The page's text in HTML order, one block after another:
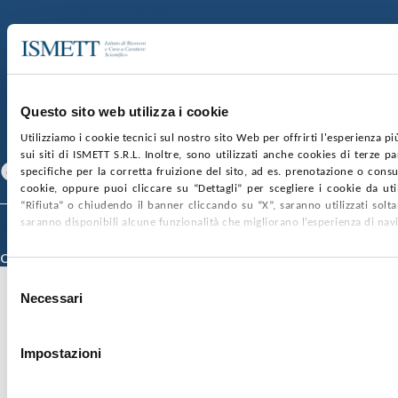
Questo sito web utilizza i cookie
Utilizziamo i cookie tecnici sul nostro sito Web per offrirti l'esperienza
sui siti di ISMETT S.R.L. Inoltre, sono utilizzati anche cookies di terze
specifiche per la corretta fruizione del sito, ad es. prenotazione o
cookie, oppure puoi cliccare su “Dettagli” per scegliere i cookie da
“Rifiuta” o chiudendo il banner cliccando su “X”, saranno utilizzati
saranno disponibili alcune funzionalità che migliorano l’esperienza di
delNecessari
Impostazioni
SOCIETÀ TRASPARENTE
GARE E CONTRATTIPRIVACYCOOKIE POLICY
CONTATTI
SEGUICI SU
Facebook Linkedin Youtube
© 2026 ISMETT (Istituto Mediterraneo per i Trapianti e Terapie ad Alta
Credits